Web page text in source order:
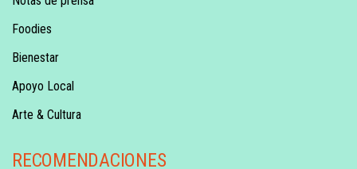
Foodies
Bienestar
Apoyo Local
Arte & Cultura
RECOMENDACIONES